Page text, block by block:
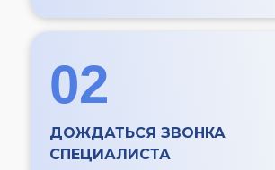
02
ДОЖДАТЬСЯ ЗВОНКА
СПЕЦИАЛИСТА